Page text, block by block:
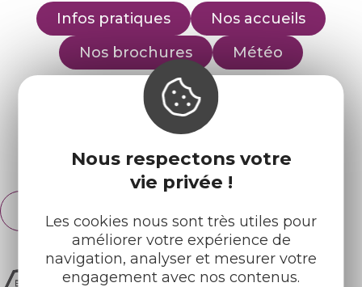
Nous respectons votre
vie privée !
Les cookies nous sont très utiles pour
améliorer votre expérience de
navigation, analyser et mesurer votre
engagement avec nos contenus.
Infos pratiques
Nos accueils
Nos brochures
Météo
Retrouvez-nous sur :
Espace pro Partenaires
Français
English